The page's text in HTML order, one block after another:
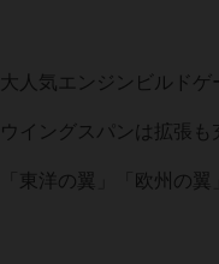
大人気エンジンビルドゲ
ウイングスパンは拡張も
「東洋の翼」「欧州の